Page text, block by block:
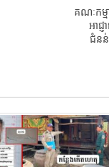
គណៈកម្ម
អាជ្
ជំនន់